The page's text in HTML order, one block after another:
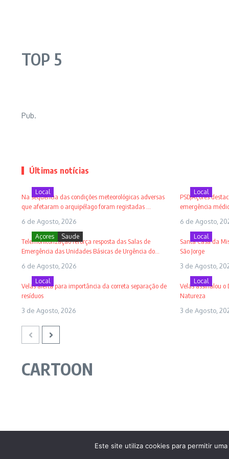
TOP 5
Pub.
Últimas notícias
Local
Na sequência das condições meteorológicas adversas
que afetaram o arquipélago foram registadas ...
6 de Agosto, 2026
Local
PSD/Açores
emergência
6 de Agosto,
Açores Saude
Telemonitorização reforça resposta das Salas de
Emergência das Unidades Básicas de Urgência do...
6 de Agosto, 2026
Local
Santa Casa da
São Jorge
3 de Agosto,
Local
Velas alerta para importância da correta separação de
resíduos
3 de Agosto, 2026
Local
Velas assinalou
Natureza
3 de Agosto,
CARTOON
Rádio Lumena | Copyright © 2026 | All rights reserved
Este site utiliza cookies para permitir